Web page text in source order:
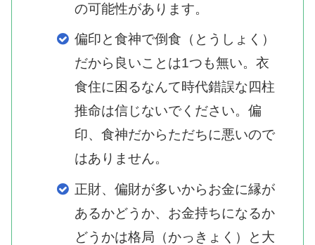
の可能性があります。
偏印と食神で倒食（とうしょく）
だから良いことは1つも無い。衣
食住に困るなんて時代錯誤な四柱
推命は信じないでください。偏
印、食神だからただちに悪いので
はありません。
正財、偏財が多いからお金に縁が
あるかどうか、お金持ちになるか
どうかは格局（かっきょく）と大